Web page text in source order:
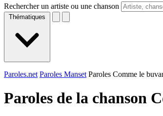
Rechercher un artiste ou une chanson
Thématiques
Paroles.net Paroles Manset Paroles Comme le
Paroles de la chanson